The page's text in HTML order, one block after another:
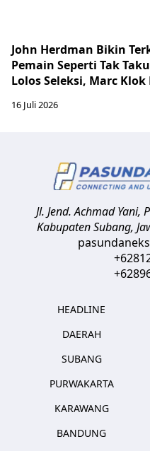
John Herdman Bikin
Pemain Seperti Tak
Lolos Seleksi, Marc Klok
16 Juli 2026
Jl. Jend. Achmad Yani,
Kabupaten Subang,
HEADLINE
DAERAH
SUBANG
PURWAKARTA
KARAWANG
BANDUNG